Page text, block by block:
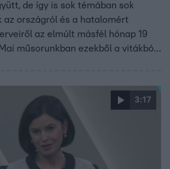
de így is sok témában sok
országról és a hatalomért
az elmúlt másfél hónap 19
műsorunkban ezekből a vitákból
3:17